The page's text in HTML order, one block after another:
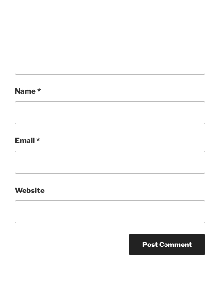
Name*
Email*
Website